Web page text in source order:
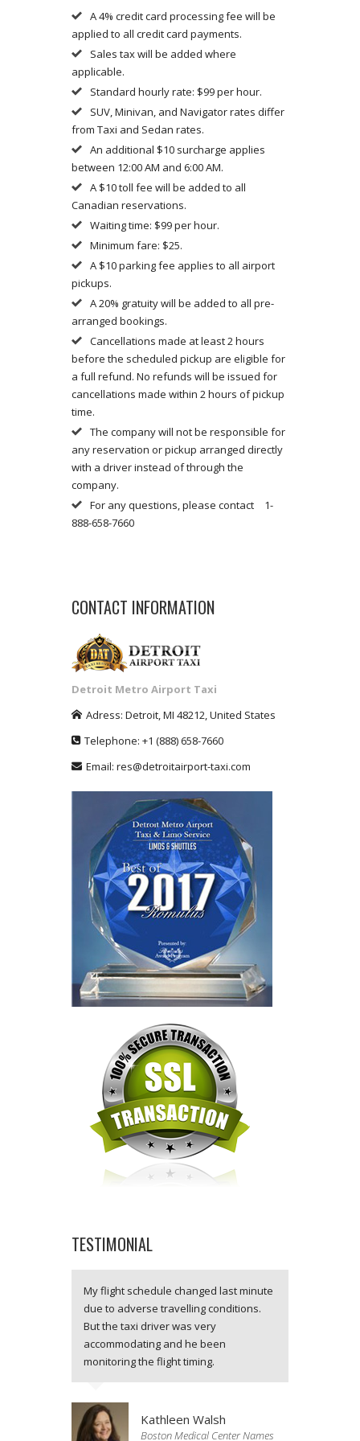
A 4% credit card processing fee will be
applied to all credit card payments.
Sales tax will be added where
applicable.
Standard hourly rate: $99 per hour.
SUV, Minivan, and Navigator rates differ
from Taxi and Sedan rates.
An additional $10 surcharge applies
between 12:00 AM and 6:00 AM.
A $10 toll fee will be added to all
Canadian reservations.
Waiting time: $99 per hour.
Minimum fare: $25.
A $10 parking fee applies to all airport
pickups.
A 20% gratuity will be added to all pre-
arranged bookings.
Cancellations made at least 2 hours
before the scheduled pickup are eligible for
a full refund. No refunds will be issued for
cancellations made within 2 hours of pickup
time.
The company will not be responsible for
any reservation or pickup arranged directly
with a driver instead of through the
company.
For any questions, please contact
1-
888-658-7660
CONTACT INFORMATION
Detroit Metro Airport Taxi
Adress: Detroit,MI 48212,United States
Telephone: +1 (888) 658-7660
Email: res@detroitairport-taxi.com
TESTIMONIAL
changed last minute
conditions.
Medical Center Names